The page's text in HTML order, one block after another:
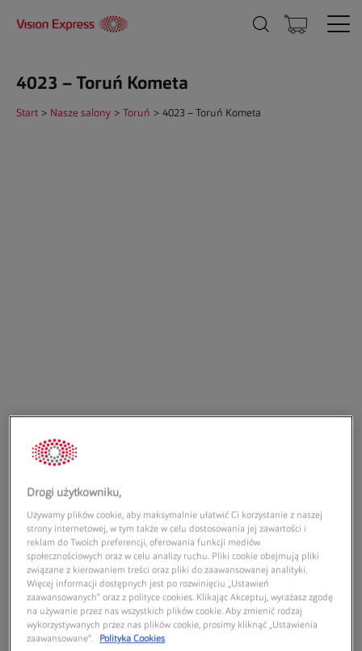
4023 – Toruń Kometa
Start > Nasze salony > Toruń > 4023 – Toruń Kometa
Adres:
Centrum Handlowe Kometa
ul. Grudziądzka 162
87-100 Toruń
Godziny otwarcia:
Poniedziałek: 09:00
21:00
Wtorek:
09:00
21:00
Środa:
09:00
Drogi użytkowniku,
Używamy plików cookie, aby maksymalnie ułatwić Ci korzystanie z naszej
strony internetowej, w tym także w celu dostosowania jej zawartości i
reklam do Twoich preferencji, oferowania funkcji mediów
społecznościowych oraz w celu analizy ruchu. Pliki cookie obejmują pliki
związane z kierowaniem treści oraz pliki do zaawansowanej analityki.
Więcej informacji dostępnych jest po rozwinięciu „Ustawień
zaawansowanych” oraz z polityce cookies. Klikając Akceptuj, wyrażasz zgodę
na używanie przez nas wszystkich plików cookie. Aby zmienić rodzaj
wykorzystywanych przez nas plików cookie, prosimy kliknąć „Ustawienia
zaawansowane”.
Polityka Cookies